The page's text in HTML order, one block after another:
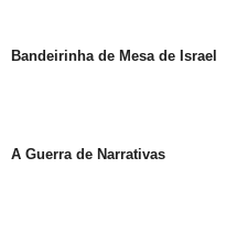
Bandeirinha de Mesa de Israel
A Guerra de Narrativas